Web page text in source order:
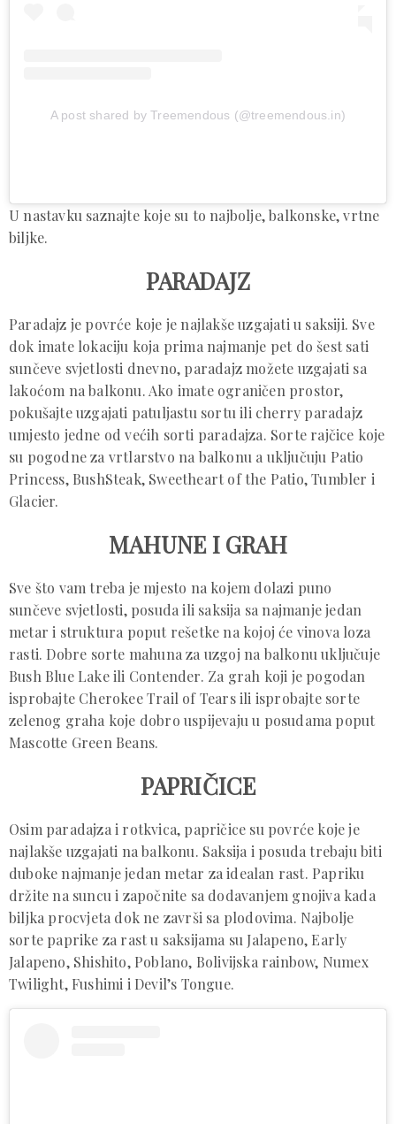
A post shared by Treemendous (@treemendous.in)
U nastavku saznajte koje su to najbolje, balkonske, vrtne
biljke.
PARADAJZ
Paradajz je povrće koje je najlakše uzgajati u saksiji. Sve
dok imate lokaciju koja prima najmanje pet do šest sati
sunčeve svjetlosti dnevno, paradajz možete uzgajati sa
lakoćom na balkonu. Ako imate ograničen prostor,
pokušajte uzgajati patuljastu sortu ili cherry paradajz
umjesto jedne od većih sorti paradajza. Sorte rajčice koje
su pogodne za vrtlarstvo na balkonu a uključuju Patio
Princess, BushSteak, Sweetheart of the Patio, Tumbler i
Glacier.
MAHUNE I GRAH
Sve što vam treba je mjesto na kojem dolazi puno
sunčeve svjetlosti, posuda ili saksija sa najmanje jedan
metar i struktura poput rešetke na kojoj će vinova loza
rasti. Dobre sorte mahuna za uzgoj na balkonu uključuje
Bush Blue Lake ili Contender. Za grah koji je pogodan
isprobajte Cherokee Trail of Tears ili isprobajte sorte
zelenog graha koje dobro uspijevaju u posudama poput
Mascotte Green Beans.
PAPRIČICE
Osim paradajza i rotkvica, papričice su povrće koje je
najlakše uzgajati na balkonu. Saksija i posuda trebaju biti
duboke najmanje jedan metar za idealan rast. Papriku
držite na suncu i započnite sa dodavanjem gnojiva kada
biljka procvjeta dok ne završi sa plodovima. Najbolje
sorte paprike za rast u saksijama su Jalapeno, Early
Jalapeno, Shishito, Poblano, Bolivijska rainbow, Numex
Twilight, Fushimi i Devil’s Tongue.